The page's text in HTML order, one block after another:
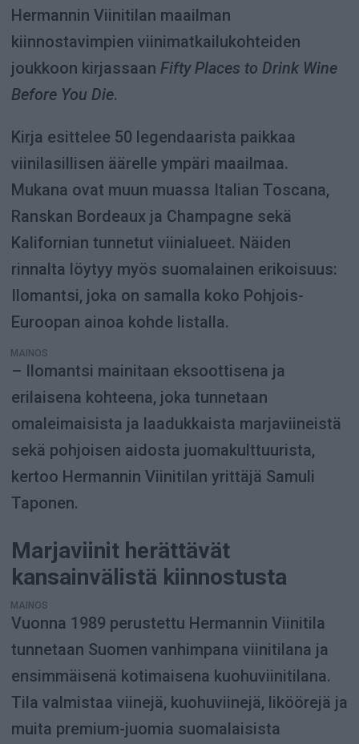
Hermannin Viinitilan maailman
kiinnostavimpien viinimatkailukohteiden
joukkoon kirjassaan Fifty Places to Drink Wine
Before You Die.
Kirja esittelee 50 legendaarista paikkaa
viinilasillisen äärelle ympäri maailmaa.
Mukana ovat muun muassa Italian Toscana,
Ranskan Bordeaux ja Champagne sekä
Kalifornian tunnetut viinialueet. Näiden
rinnalta löytyy myös suomalainen erikoisuus:
Ilomantsi, joka on samalla koko Pohjois-
Euroopan ainoa kohde listalla.
MAINOS
– Ilomantsi mainitaan eksoottisena ja
erilaisena kohteena, joka tunnetaan
omaleimaisista ja laadukkaista marjaviineistä
sekä pohjoisen aidosta juomakulttuurista,
kertoo Hermannin Viinitilan yrittäjä Samuli
Taponen.
Marjaviinit herättävät
kansainvälistä kiinnostusta
MAINOS
Vuonna 1989 perustettu Hermannin Viinitila
tunnetaan Suomen vanhimpana viinitilana ja
ensimmäisenä kotimaisena kuohuviinitilana.
Tila valmistaa viinejä, kuohuviinejä, liköörejä ja
muita premium-juomia suomalaisista